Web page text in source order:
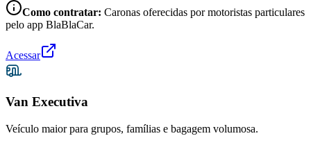
Como contratar: Caronas oferecidas por motoristas particulares
pelo app BlaBlaCar.
Acessar
Van Executiva
Veículo maior para grupos, famílias e bagagem volumosa.